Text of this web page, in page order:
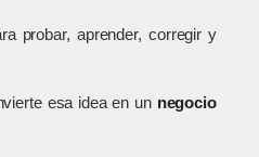
probar, aprender, corregir y
esa idea en un negocio